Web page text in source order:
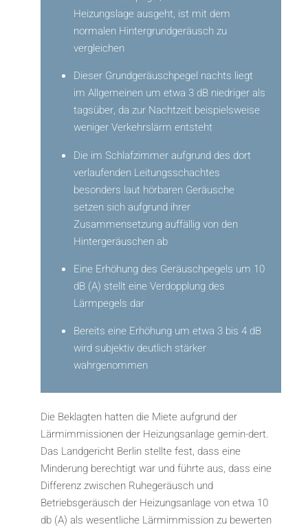
Heizungslage ausgeht, ist mit dem
normalen Hintergrundgeräusch zu
vergleichen
Dieser Grundgeräuschpegel nachts liegt
im Allgemeinen um etwa 3 dB niedriger als
tagsüber, da zur Nachtzeit beispielsweise
weniger Verkehrslärm entsteht
Die im Schlafzimmer aufgrund des dort
verlaufenden Leitungsschachtes
besonders laut hörbaren Geräusche
setzen sich aufgrund ihrer
Zusammensetzung auffällig von den
Hintergeräuschen ab
Eine Erhöhung des Geräuschpegels um 10
dB (A) stellt eine Verdopplung des
Lärmpegels dar
Bereits eine Erhöhung um etwa 3 bis 4 dB
wird subjektiv deutlich stärker
wahrgenommen
Die Beklagten hatten die Miete aufgrund der
Lärmimmissionen der Heizungsanlage gemin-dert.
Das Landgericht Berlin stellte fest, dass eine
Minderung berechtigt war und führte aus, dass eine
Differenz zwischen Ruhegeräusch und
Betriebsgeräusch der Heizungsanlage von etwa 10
db (A) als wesentliche Lärmimmission zu bewerten